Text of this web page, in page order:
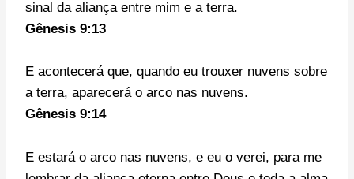
sinal da aliança entre mim e a terra.
Gênesis 9:13
E acontecerá que, quando eu trouxer nuvens sobre
a terra, aparecerá o arco nas nuvens.
Gênesis 9:14
E estará o arco nas nuvens, e eu o verei, para me